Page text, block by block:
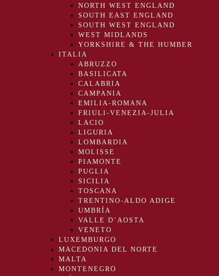
NORTH WEST ENGLAND
SOUTH EAST ENGLAND
SOUTH WEST ENGLAND
WEST MIDLANDS
YORKSHIRE & THE HUMBER
ITALIA
ABRUZZO
BASILICATA
CALABRIA
CAMPANIA
EMILIA-ROMANA
FRIULI-VENEZIA-JULIA
LACIO
LIGURIA
LOMBARDIA
MOLISSE
PIAMONTE
PUGLIA
SICILIA
TOSCANA
TRENTINO-ALDO ADIGE
UMBRÍA
VALLE D’AOSTA
VENETO
LUXEMBURGO
MACEDONIA DEL NORTE
MALTA
MONTENEGRO